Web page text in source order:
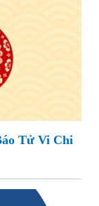
Tử Vi Chi